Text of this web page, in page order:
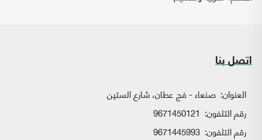
اتصل بنا
العنوان: صنعاء - فج عطان، شارع الستين
رقم التلفون: 9671450121
رقم التلفون: 9671445993